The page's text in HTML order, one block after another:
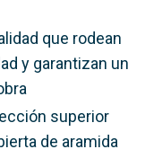
que rodean
y garantizan un
superior
de aramida